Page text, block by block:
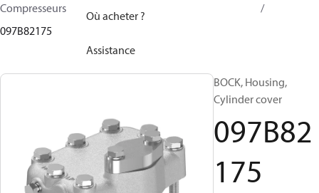
Où acheter ?
Assistance
Compresseurs
097B82175
BOCK, Housing,
Cylinder cover
097B82
175